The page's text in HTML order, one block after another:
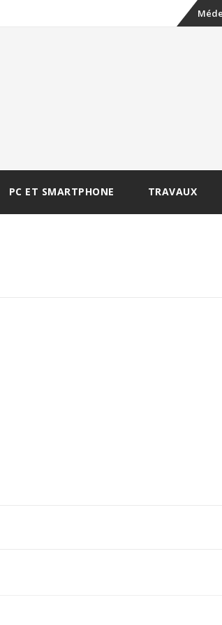
Skip
PC ET SMARTPHONE TRAVAUX